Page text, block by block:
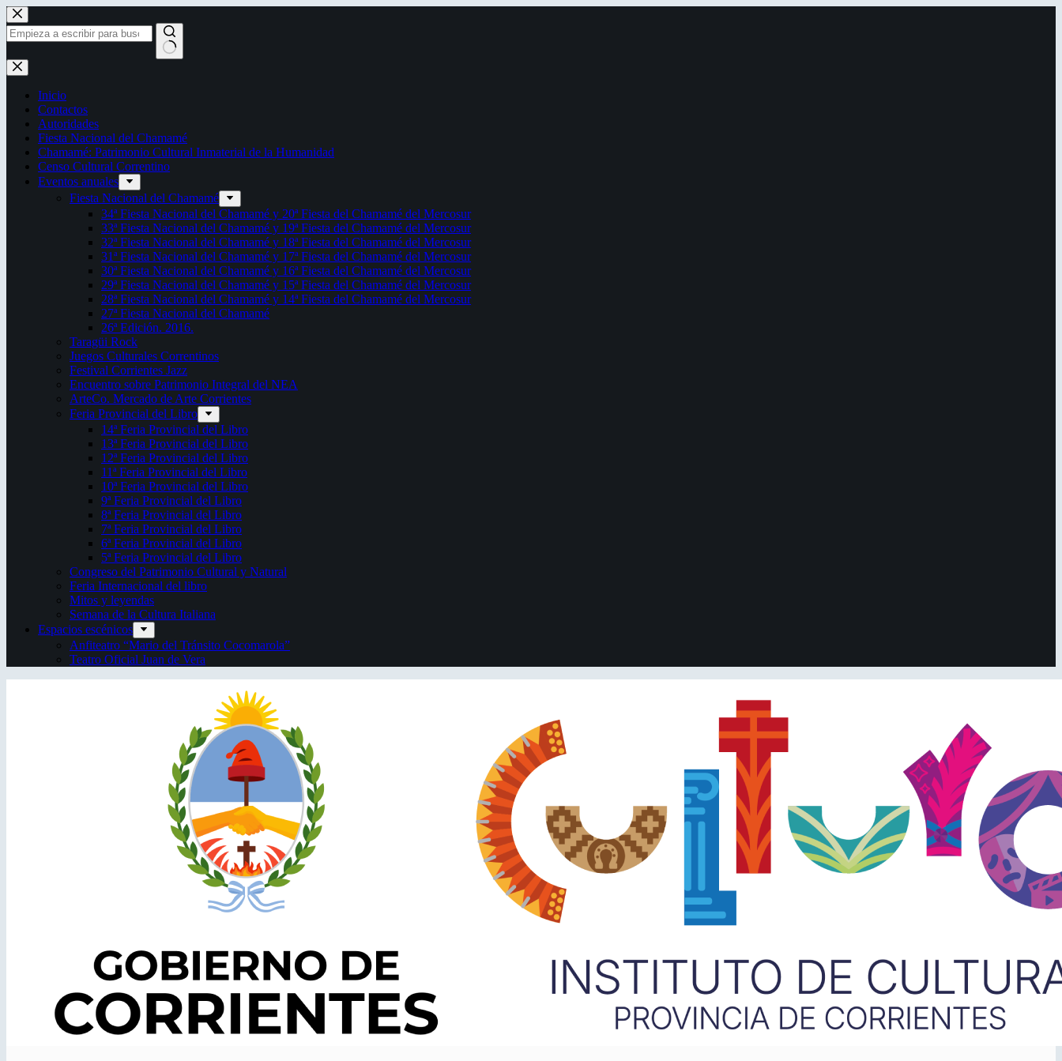
Saltar
al
contenido
Sin
resultados
Inicio
Contactos
Autoridades
Fiesta Nacional del Chamamé
Chamamé: Patrimonio Cultural Inmaterial de la Humanidad
Censo Cultural Correntino
Eventos anuales
Fiesta Nacional del Chamamé
34ª Fiesta Nacional del Chamamé y 20ª Fiesta del Chamamé del Mercosur
33ª Fiesta Nacional del Chamamé y 19ª Fiesta del Chamamé del Mercosur
32ª Fiesta Nacional del Chamamé y 18ª Fiesta del Chamamé del Mercosur
31ª Fiesta Nacional del Chamamé y 17ª Fiesta del Chamamé del Mercosur
30ª Fiesta Nacional del Chamamé y 16ª Fiesta del Chamamé del Mercosur
29ª Fiesta Nacional del Chamamé y 15ª Fiesta del Chamamé del Mercosur
28ª Fiesta Nacional del Chamamé y 14ª Fiesta del Chamamé del Mercosur
27ª Fiesta Nacional del Chamamé
26ª Edición. 2016.
Taragüi Rock
Juegos Culturales Correntinos
Festival Corrientes Jazz
Encuentro sobre Patrimonio Integral del NEA
ArteCo. Mercado de Arte Corrientes
Feria Provincial del Libro
14ª Feria Provincial del Libro
13ª Feria Provincial del Libro
12ª Feria Provincial del Libro
11ª Feria Provincial del Libro
10ª Feria Provincial del Libro
9ª Feria Provincial del Libro
8ª Feria Provincial del Libro
7ª Feria Provincial del Libro
6ª Feria Provincial del Libro
5ª Feria Provincial del Libro
Congreso del Patrimonio Cultural y Natural
Feria Internacional del libro
Mitos y leyendas
Semana de la Cultura Italiana
Espacios escénicos
Anfiteatro “Mario del Tránsito Cocomarola”
Teatro Oficial Juan de Vera